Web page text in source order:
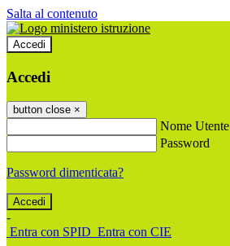
Salta al contenuto
Accedi
Accedi
button close ×
Nome Utente
Password
Password dimenticata?
-
Entra con SPID Entra con CIE